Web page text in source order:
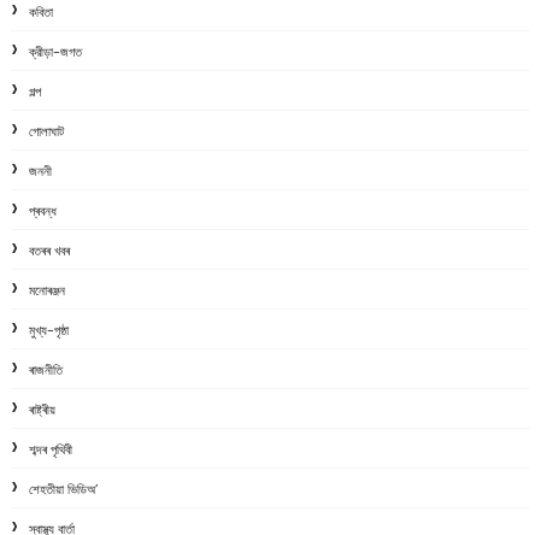
কবিতা
ক্রীড়া-জগত
গল্প
গোলাঘাট
জননী
প্ৰবন্ধ
বতৰৰ খবৰ
মনোৰঞ্জন
মুখ্য-পৃষ্ঠা
ৰাজনীতি
ৰাষ্ট্ৰীয়
শব্দৰ পৃথিবী
শেহতীয়া ভিডিঅ’
স্বাস্থ্য বাৰ্তা